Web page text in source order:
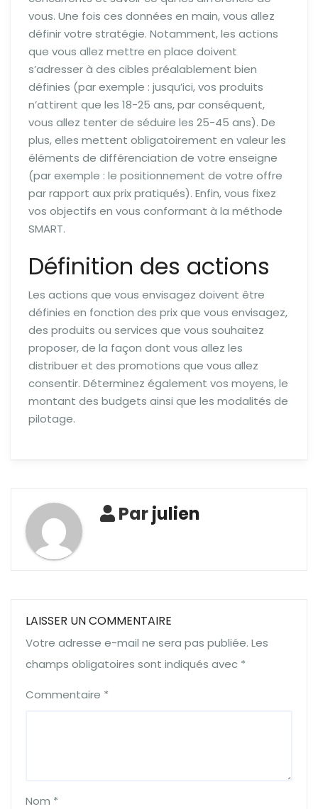
vous. Une fois ces données en main, vous allez
définir votre stratégie. Notamment, les actions
que vous allez mettre en place doivent
s’adresser à des cibles préalablement bien
définies (par exemple : jusqu’ici, vos produits
n’attirent que les 18-25 ans, par conséquent,
vous allez tenter de séduire les 25-45 ans). De
plus, elles mettent obligatoirement en valeur les
éléments de différenciation de votre enseigne
(par exemple : le positionnement de votre offre
par rapport aux prix pratiqués). Enfin, vous fixez
vos objectifs en vous conformant à la méthode
SMART.
Définition des actions
Les actions que vous envisagez doivent être
définies en fonction des prix que vous envisagez,
des produits ou services que vous souhaitez
proposer, de la façon dont vous allez les
distribuer et des promotions que vous allez
consentir. Déterminez également vos moyens, le
montant des budgets ainsi que les modalités de
pilotage.
Parjulien
LAISSER UN COMMENTAIRE
Votre adresse e-mail ne sera pas publiée. Les
champs obligatoires sont indiqués avec *
Commentaire *
Nom *